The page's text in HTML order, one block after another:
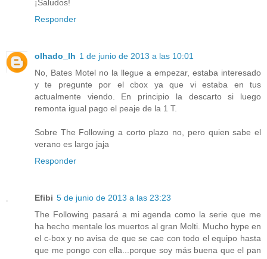
¡Saludos!
Responder
olhado_lh 1 de junio de 2013 a las 10:01
No, Bates Motel no la llegue a empezar, estaba interesado
y te pregunte por el cbox ya que vi estaba en tus
actualmente viendo. En principio la descarto si luego
remonta igual pago el peaje de la 1 T.
Sobre The Following a corto plazo no, pero quien sabe el
verano es largo jaja
Responder
Efibi 5 de junio de 2013 a las 23:23
The Following pasará a mi agenda como la serie que me
ha hecho mentale los muertos al gran Molti. Mucho hype en
el c-box y no avisa de que se cae con todo el equipo hasta
que me pongo con ella...porque soy más buena que el pan